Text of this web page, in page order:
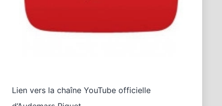
Lien vers la chaîne YouTube officielle